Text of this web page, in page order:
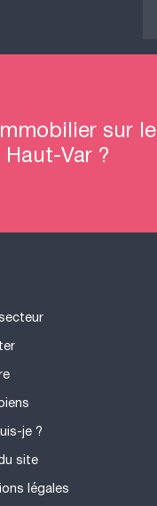
sur le
Var ?
je ?
site
légales